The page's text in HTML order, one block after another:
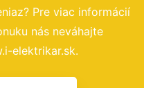
Pre viac informácií
nás neváhajte
elektrikar.sk.